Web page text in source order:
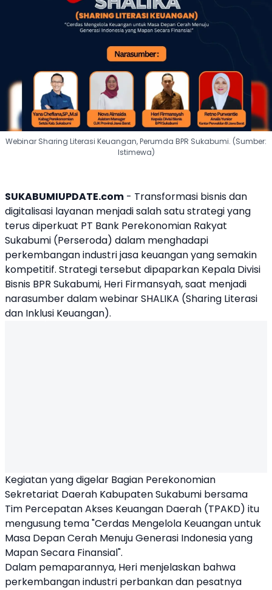
Webinar Sharing Literasi Keuangan, Perumda BPR Sukabumi. (Sumber:
Istimewa)
SUKABUMIUPDATE.com - Transformasi bisnis dan
digitalisasi layanan menjadi salah satu strategi yang
terus diperkuat PT Bank Perekonomian Rakyat
Sukabumi (Perseroda) dalam menghadapi
perkembangan industri jasa keuangan yang semakin
kompetitif. Strategi tersebut dipaparkan Kepala Divisi
Bisnis BPR Sukabumi, Heri Firmansyah, saat menjadi
narasumber dalam webinar SHALIKA (Sharing Literasi
dan Inklusi Keuangan).
Kegiatan yang digelar Bagian Perekonomian
Sekretariat Daerah Kabupaten Sukabumi bersama
Tim Percepatan Akses Keuangan Daerah (TPAKD) itu
mengusung tema "Cerdas Mengelola Keuangan untuk
Masa Depan Cerah Menuju Generasi Indonesia yang
Mapan Secara Finansial".
Dalam pemaparannya, Heri menjelaskan bahwa
perkembangan industri perbankan dan pesatnya